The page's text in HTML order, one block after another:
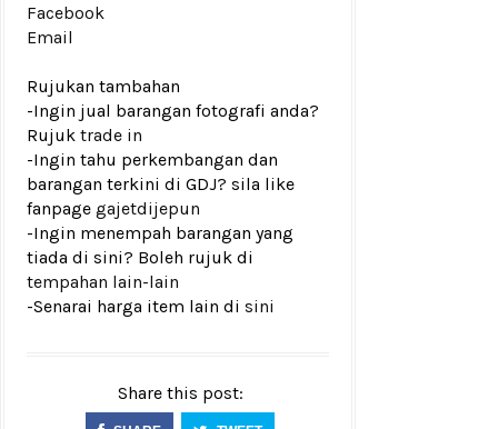
Facebook
Email
Rujukan tambahan
-Ingin jual barangan fotografi anda?
Rujuk trade in
-Ingin tahu perkembangan dan
barangan terkini di GDJ? sila like
fanpage gajetdijepun
-Ingin menempah barangan yang
tiada di sini? Boleh rujuk di
tempahan lain-lain
-Senarai harga item lain di sini
Share this post: